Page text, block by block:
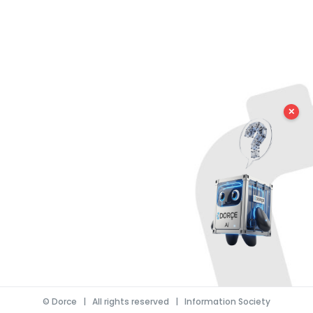
© Dorce | All rights reserved | Information Society
✕